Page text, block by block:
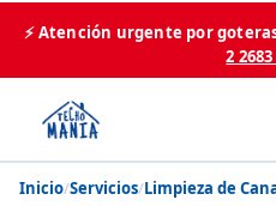
⚡ Atención urgente por
2
Inicio/Servicios/Limpieza de